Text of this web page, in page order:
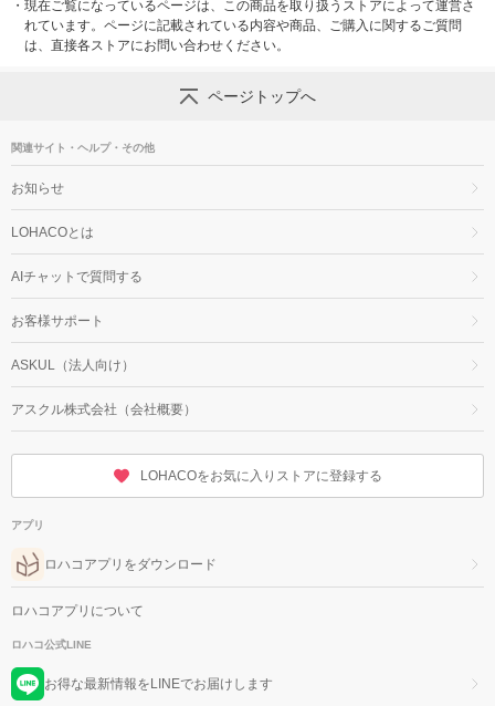
・ 現在ご覧になっているページは、この商品を取り扱うストアによって運営さ
れています。ページに記載されている内容や商品、ご購入に関するご質問
は、直接各ストアにお問い合わせください。
ページトップへ
関連サイト・ヘルプ・その他
お知らせ
LOHACOとは
AIチャットで質問する
お客様サポート
ASKUL（法人向け）
アスクル株式会社（会社概要）
LOHACOをお気に入りストアに登録する
アプリ
ロハコアプリをダウンロード
ロハコアプリについて
ロハコ公式LINE
お得な最新情報をLINEでお届けします